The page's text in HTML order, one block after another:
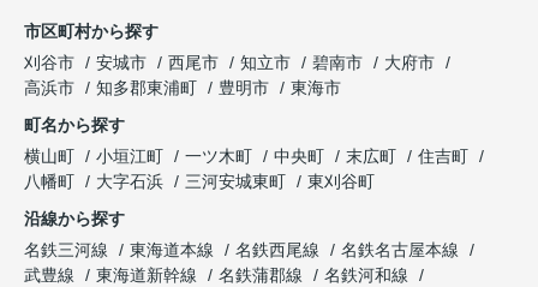
市区町村から探す
刈谷市
安城市 西尾市 知立市 碧南市
大府市
高浜市
知多郡東浦町 豊明市
東海市
町名から探す
横山町
小垣江町 一ツ木町 中央町 末広町
住吉町
八幡町
大字石浜 三河安城東町
東刈谷町
沿線から探す
名鉄三河線
東海道本線 名鉄西尾線
名鉄名古屋本線
武豊線
東海道新幹線 名鉄蒲郡線
名鉄河和線